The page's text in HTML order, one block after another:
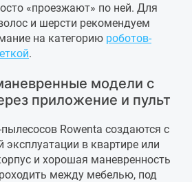
«проезжают» по ней. Для
и шерсти рекомендуем
на категорию роботов-
.
модели с
приложение и пульт
Rowenta создаются с
эксплуатации в квартире или
и хорошая маневренность
между мебелью, под